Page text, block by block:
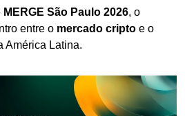
MERGE São Paulo 2026, o
entre o mercado cripto
América Latina.